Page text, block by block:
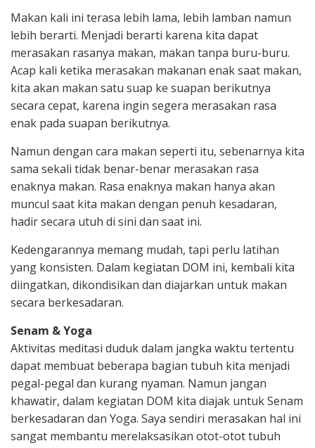
Makan kali ini terasa lebih lama, lebih lamban namun
lebih berarti. Menjadi berarti karena kita dapat
merasakan rasanya makan, makan tanpa buru-buru.
Acap kali ketika merasakan makanan enak saat makan,
kita akan makan satu suap ke suapan berikutnya
secara cepat, karena ingin segera merasakan rasa
enak pada suapan berikutnya.
Namun dengan cara makan seperti itu, sebenarnya kita
sama sekali tidak benar-benar merasakan rasa
enaknya makan. Rasa enaknya makan hanya akan
muncul saat kita makan dengan penuh kesadaran,
hadir secara utuh di sini dan saat ini.
Kedengarannya memang mudah, tapi perlu latihan
yang konsisten. Dalam kegiatan DOM ini, kembali kita
diingatkan, dikondisikan dan diajarkan untuk makan
secara berkesadaran.
Senam & Yoga
Aktivitas meditasi duduk dalam jangka waktu tertentu
dapat membuat beberapa bagian tubuh kita menjadi
pegal-pegal dan kurang nyaman. Namun jangan
khawatir, dalam kegiatan DOM kita diajak untuk Senam
berkesadaran dan Yoga. Saya sendiri merasakan hal ini
sangat membantu merelaksasikan otot-otot tubuh